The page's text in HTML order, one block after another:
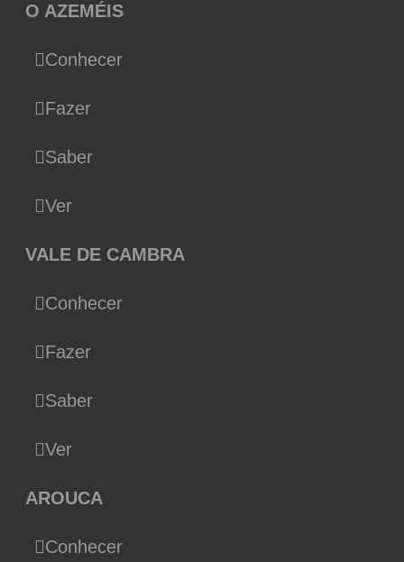
O AZEMÉIS
Conhecer
Fazer
Saber
Ver
VALE DE CAMBRA
Conhecer
Fazer
Saber
Ver
AROUCA
Conhecer